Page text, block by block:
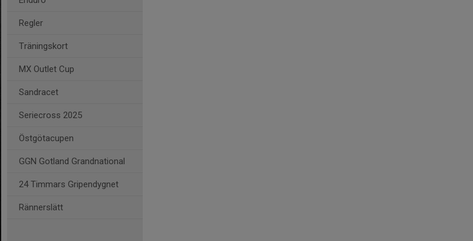
Regler
Träningskort
MX Outlet Cup
Sandracet
Seriecross 2025
Östgötacupen
GGN Gotland Grandnational
24 Timmars Gripendygnet
Rännerslätt